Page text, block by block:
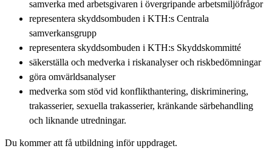
samverka med arbetsgivaren i övergripande arbetsmiljöfrågor
representera skyddsombuden i KTH:s Centrala
samverkansgrupp
representera skyddsombuden i KTH:s Skyddskommitté
säkerställa och medverka i riskanalyser och riskbedömningar
göra omvärldsanalyser
medverka som stöd vid konflikthantering, diskriminering,
trakasserier, sexuella trakasserier, kränkande särbehandling
och liknande utredningar.
Du kommer att få utbildning inför uppdraget.